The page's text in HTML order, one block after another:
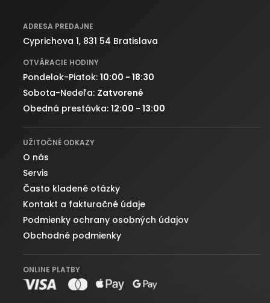
ADRESA PREDAJNE
Cyprichova 1, 831 54 Bratislava
OTVÁRACIE HODINY
Pondelok-Piatok: 10:00 - 18:30
Sobota-Nedeľa: Zatvorené
Obedná prestávka: 12:00 - 13:00
UŽITOČNÉ ODKAZY
O nás
Servis
Často kladené otázky
Kontakt a fakturačné údaje
Podmienky ochrany osobných údajov
Obchodné podmienky
ONLINE PLATBY